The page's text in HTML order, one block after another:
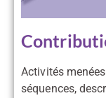
Activités
séquences,